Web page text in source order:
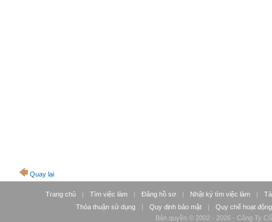
Quay lại
Trang chủ | Tìm việc làm | Đăng hồ sơ | Nhật ký tìm việc làm |
Thỏa thuận sử dụng
| Quy định bảo mật |
Quy chế hoạt động
Bản quyền © 2002 - 2026 - Công Ty